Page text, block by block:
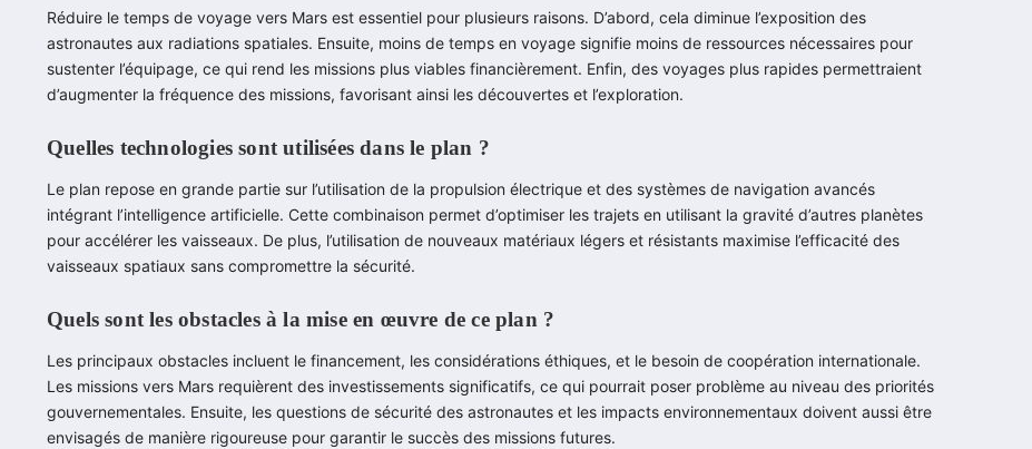
Réduire le temps de voyage vers Mars est essentiel pour plusieurs raisons. D’abord, cela diminue l’exposition des
astronautes aux radiations spatiales. Ensuite, moins de temps en voyage signifie moins de ressources nécessaires pour
sustenter l’équipage, ce qui rend les missions plus viables financièrement. Enfin, des voyages plus rapides permettraient
d’augmenter la fréquence des missions, favorisant ainsi les découvertes et l’exploration.
Quelles technologies sont utilisées dans le plan ?
Le plan repose en grande partie sur l’utilisation de la propulsion électrique et des systèmes de navigation avancés
intégrant l’intelligence artificielle. Cette combinaison permet d’optimiser les trajets en utilisant la gravité d’autres planètes
pour accélérer les vaisseaux. De plus, l’utilisation de nouveaux matériaux légers et résistants maximise l’efficacité des
vaisseaux spatiaux sans compromettre la sécurité.
Quels sont les obstacles à la mise en œuvre de ce plan ?
Les principaux obstacles incluent le financement, les considérations éthiques, et le besoin de coopération internationale.
Les missions vers Mars requièrent des investissements significatifs, ce qui pourrait poser problème au niveau des priorités
gouvernementales. Ensuite, les questions de sécurité des astronautes et les impacts environnementaux doivent aussi être
envisagés de manière rigoureuse pour garantir le succès des missions futures.